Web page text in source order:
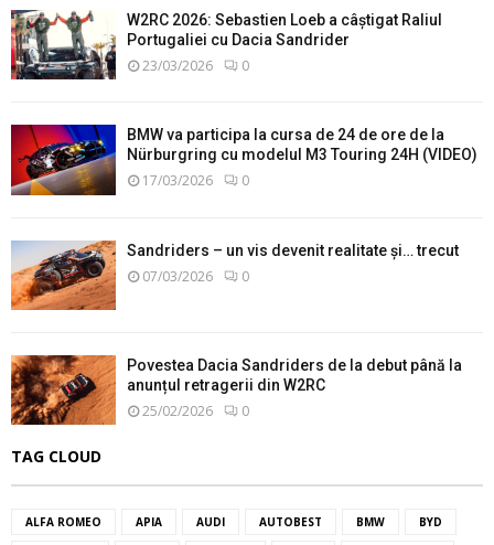
W2RC 2026: Sebastien Loeb a câștigat Raliul
Portugaliei cu Dacia Sandrider
23/03/2026 0
BMW va participa la cursa de 24 de ore de la
Nürburgring cu modelul M3 Touring 24H (VIDEO)
17/03/2026 0
Sandriders – un vis devenit realitate și… trecut
07/03/2026 0
Povestea Dacia Sandriders de la debut până la
anunțul retragerii din W2RC
25/02/2026 0
TAG CLOUD
ALFA ROMEO APIA AUDI AUTOBEST BMW BYD